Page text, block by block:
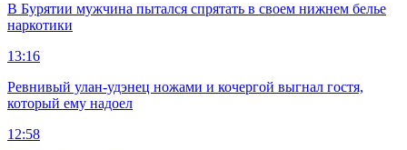
В Бурятии мужчина пытался спрятать в своем нижнем белье
наркотики
13:16
Ревнивый улан-удэнец ножами и кочергой выгнал гостя,
который ему надоел
12:58